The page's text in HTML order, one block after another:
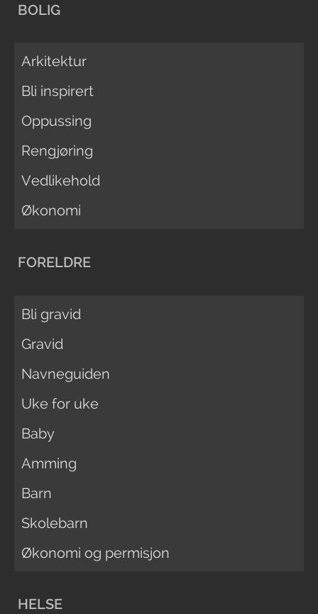
BOLIG
Arkitektur
Bli inspirert
Oppussing
Rengjøring
Vedlikehold
Økonomi
FORELDRE
Bli gravid
Gravid
Navneguiden
Uke for uke
Baby
Amming
Barn
Skolebarn
Økonomi og permisjon
HELSE